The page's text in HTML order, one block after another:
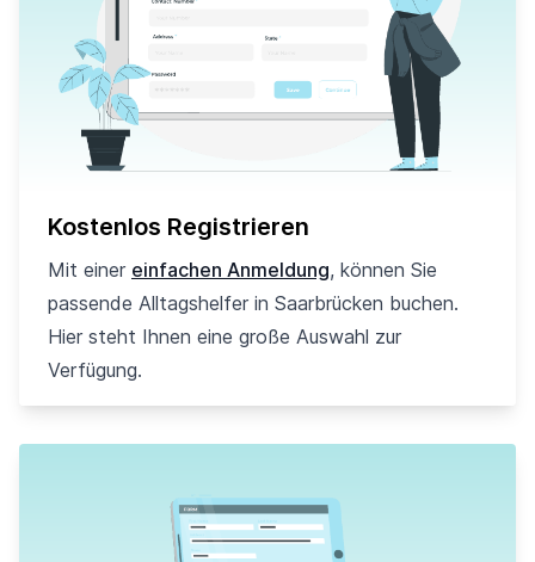
Kostenlos Registrieren
Mit einer einfachen Anmeldung, können Sie
passende Alltagshelfer in Saarbrücken buchen.
Hier steht Ihnen eine große Auswahl zur
Verfügung.